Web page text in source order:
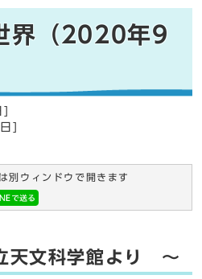
界（2020年9
別ウィンドウで開きます
天文科学館より ～